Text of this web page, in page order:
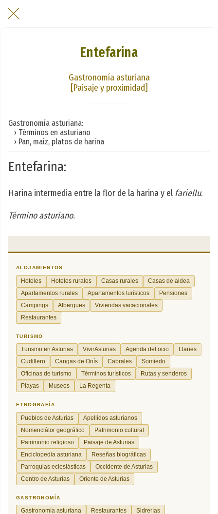
Entefarina
Gastronomía asturiana
[Paisaje y proximidad]
Gastronomía asturiana:
› Términos en asturiano
› Pan, maíz, platos de harina
Entefarina:
Harina intermedia entre la flor de la harina y el fariellu.
Término asturiano.